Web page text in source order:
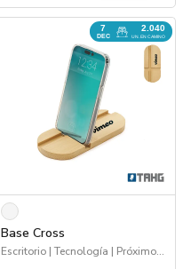
7
DEC
2.040
UN. EN CAMINO
Base Cross
Escritorio | Tecnología | Próximos Arribos